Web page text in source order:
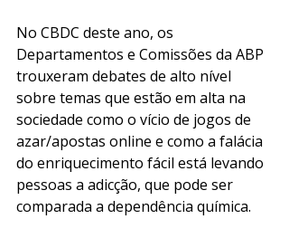
No CBDC deste ano, os
Departamentos e Comissões da ABP
trouxeram debates de alto nível
sobre temas que estão em alta na
sociedade como o vício de jogos de
azar/apostas online e como a falácia
do enriquecimento fácil está levando
pessoas a adicção, que pode ser
comparada a dependência química.